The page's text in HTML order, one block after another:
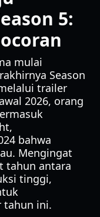
5:
mulai
Season
trailer
2026, orang
bahwa
Mengingat
tahun antara
tinggi,
tahun ini.